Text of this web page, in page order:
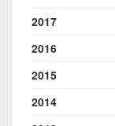
2017
2016
2015
2014